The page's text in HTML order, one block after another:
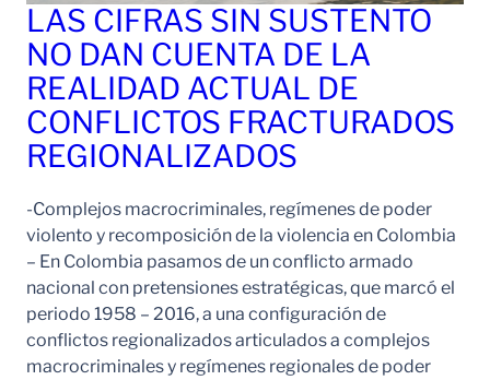
LAS CIFRAS SIN SUSTENTO
NO DAN CUENTA DE LA
REALIDAD ACTUAL DE
CONFLICTOS FRACTURADOS
REGIONALIZADOS
-Complejos macrocriminales, regímenes de poder
violento y recomposición de la violencia en Colombia
– En Colombia pasamos de un conflicto armado
nacional con pretensiones estratégicas, que marcó el
periodo 1958 – 2016, a una configuración de
conflictos regionalizados articulados a complejos
macrocriminales y regímenes regionales de poder